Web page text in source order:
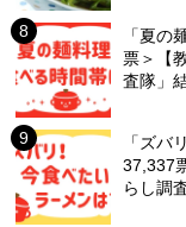
「夏の
票＞【
査隊」
「ズバ
37,337
らし調